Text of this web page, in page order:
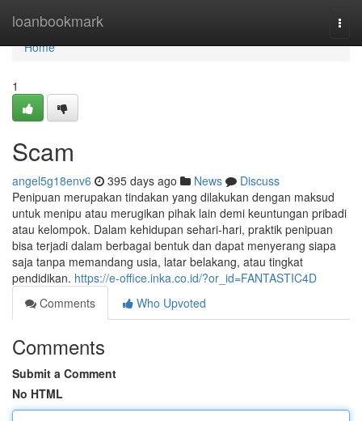
loanbookmark
Home
Home
1
Scam
angel5g18env6 395 days ago News
Discuss
Penipuan merupakan tindakan yang dilakukan dengan maksud
untuk menipu atau merugikan pihak lain demi keuntungan pribadi
atau kelompok. Dalam kehidupan sehari-hari, praktik penipuan
bisa terjadi dalam berbagai bentuk dan dapat menyerang siapa
saja tanpa memandang usia, latar belakang, atau tingkat
pendidikan. https://e-office.inka.co.id/?or_id=FANTASTIC4D
Comments
Who Upvoted
Comments
Submit a Comment
No HTML